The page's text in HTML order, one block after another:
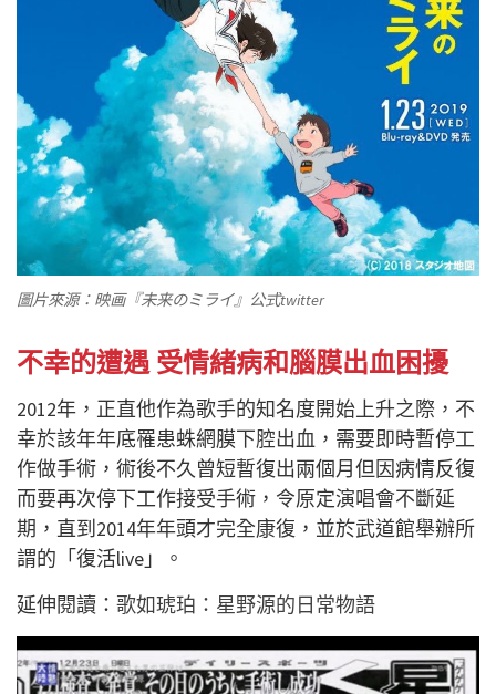
圖片來源：映画『未来のミライ』公式twitter
不幸的遭遇 受情緒病和腦膜出血困擾
2012年，正直他作為歌手的知名度開始上升之際，不
幸於該年年底罹患蛛網膜下腔出血，需要即時暫停工
作做手術，術後不久曾短暫復出兩個月但因病情反復
而要再次停下工作接受手術，令原定演唱會不斷延
期，直到2014年年頭才完全康復，並於武道館舉辦所
謂的「復活live」。
延伸閱讀： 歌如琥珀：星野源的日常物語